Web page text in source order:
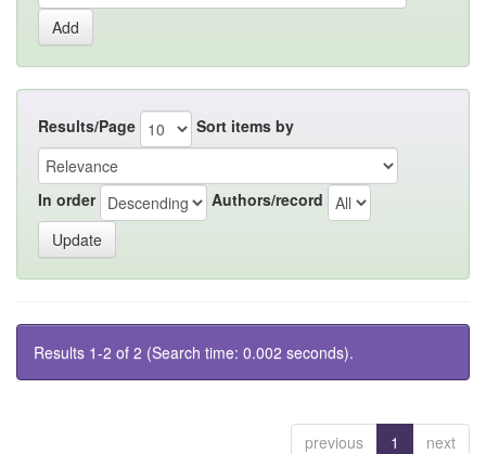
Results/Page Sort items by
In order Authors/record
Results 1-2 of 2 (Search time: 0.002 seconds).
previous 1 next